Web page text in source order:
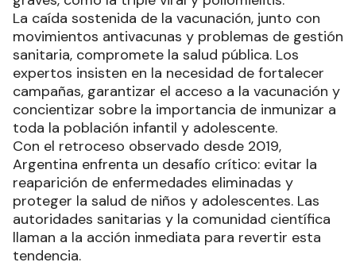
La caída sostenida de la vacunación, junto con
movimientos antivacunas y problemas de gestión
sanitaria, compromete la salud pública. Los
expertos insisten en la necesidad de fortalecer
campañas, garantizar el acceso a la vacunación y
concientizar sobre la importancia de inmunizar a
toda la población infantil y adolescente.
Con el retroceso observado desde 2019,
Argentina enfrenta un desafío crítico: evitar la
reaparición de enfermedades eliminadas y
proteger la salud de niños y adolescentes. Las
autoridades sanitarias y la comunidad científica
llaman a la acción inmediata para revertir esta
tendencia.